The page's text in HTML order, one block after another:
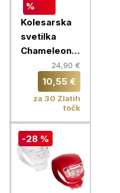
%
Kolesarska
svetilka
Chameleon
24,90 €
10,55 €
za 30 Zlatih
točk
-28 %